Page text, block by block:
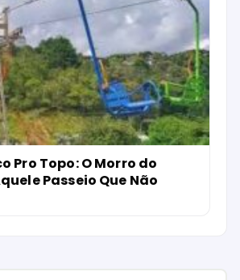
Pro Topo: O Morro do
Passeio Que Não